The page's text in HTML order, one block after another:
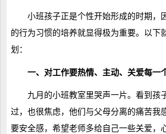
小班孩子正是个性开始形成的时期，
的行为习惯的培养就显得极为重要。以下
划：
一、对工作要热情、主动、关爱每一
九月的小班教室里哭声一片。看到孩
过，也很焦虑，他们与父母分离的痛苦我
要安全感，希望老师多给自己一些关爱，